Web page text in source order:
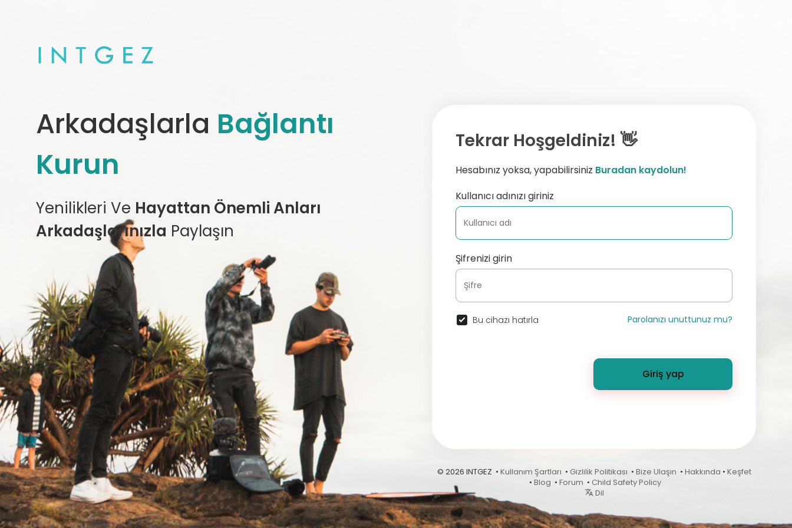
Arkadaşlarla Bağlantı
Kurun
Yenilikleri Ve Hayattan Önemli Anları
Arkadaşlarınızla Paylaşın
Tekrar Hoşgeldiniz! 👋
Hesabınız yoksa, yapabilirsiniz Buradan kaydolun!
Kullanıcı adınızı giriniz
Şifrenizi girin
Bu cihazı hatırla Parolanızı unuttunuz mu?
Giriş yap
© 2026 INTGEZ • Kullanım Şartları • Gizlilik Politikası • Bize Ulaşın • Hakkında • Keşfet
• Blog • Forum • Child Safety Policy
Dil